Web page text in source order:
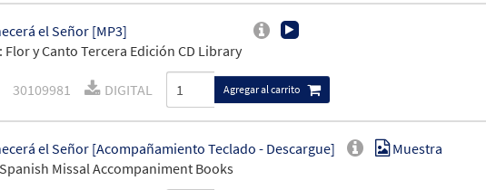
el Señor [MP3]
Flor y Canto Tercera Edición CD Library
30109981 DIGITAL Agregar al carrito
el Señor [Acompañamiento Teclado - Descargue]
Missal Accompaniment Books
Muestra